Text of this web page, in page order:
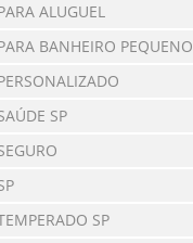
ALUGUEL
BANHEIRO PEQUENO
SP
SP